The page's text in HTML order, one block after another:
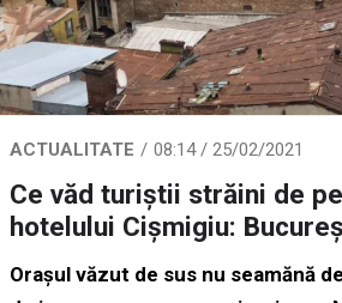
ACTUALITATE 08:14 / 25/02/2021
Ce văd turiștii străini de
hotelului Cișmigiu:
Orașul văzut de sus nu seamănă